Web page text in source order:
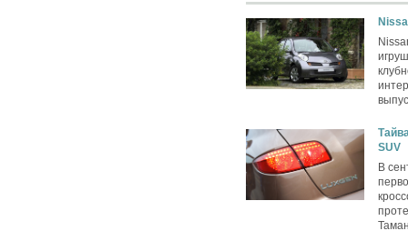
SUV
В